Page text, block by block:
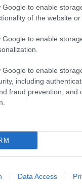
Google to enable
of the website or
Google to enable
Google to enable
including
fraud prevention, and
Data Access
vámpír lett
Home